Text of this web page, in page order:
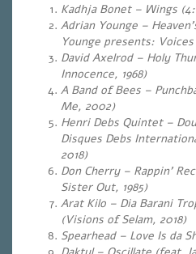
Kadhja Bonet – Wings
Adrian Younge –
Younge presents:
David Axelrod – Holy
Innocence, 1968)
A Band of Bees –
Me, 2002)
Henri Debs Quintet –
Disques Debs
2018)
Don Cherry – Rappin’
Sister Out, 1985)
Arat Kilo – Dia Barani
(Visions of Selam, 2018)
Spearhead – Love Is da